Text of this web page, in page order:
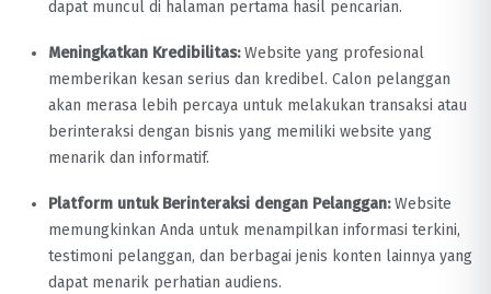
dapat muncul di halaman pertama hasil pencarian.
Meningkatkan Kredibilitas:Website yang profesional
memberikan kesan serius dan kredibel. Calon pelanggan
akan merasa lebih percaya untuk melakukan transaksi atau
berinteraksi dengan bisnis yang memiliki website yang
menarik dan informatif.
Platform untuk Berinteraksi dengan Pelanggan:Website
memungkinkan Anda untuk menampilkan informasi terkini,
testimoni pelanggan, dan berbagai jenis konten lainnya yang
dapat menarik perhatian audiens.